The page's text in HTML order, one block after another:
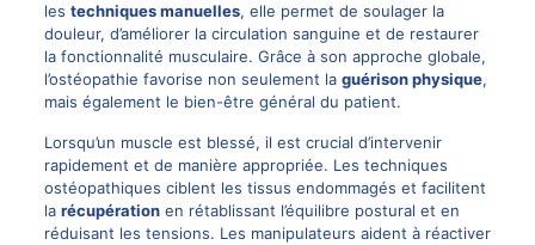
les techniques manuelles, elle permet de soulager la
douleur, d’améliorer la circulation sanguine et de restaurer
la fonctionnalité musculaire. Grâce à son approche globale,
l’ostéopathie favorise non seulement la guérison physique,
mais également le bien-être général du patient.
Lorsqu’un muscle est blessé, il est crucial d’intervenir
rapidement et de manière appropriée. Les techniques
ostéopathiques ciblent les tissus endommagés et facilitent
la récupérationen rétablissant l’équilibre postural et en
réduisant les tensions. Les manipulateurs aident à réactiver